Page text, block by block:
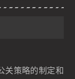
关策略的制定和